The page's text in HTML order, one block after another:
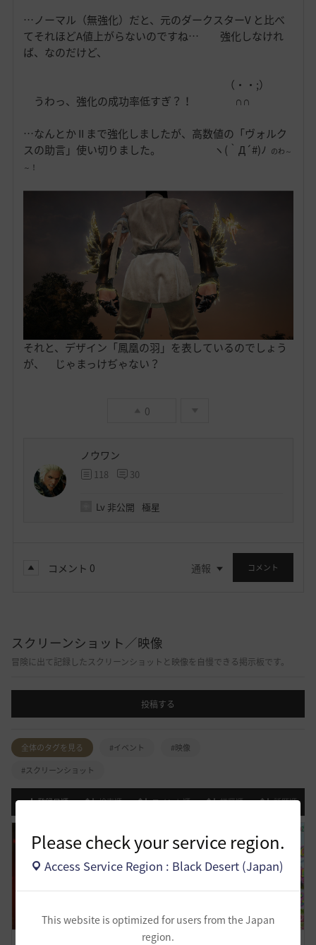
Please check your service region.
Access Service Region : Black Desert (Japan)
This website is optimized for users from the Japan
region.
…ノーマル（無強化）だと、元のダークスターV と比べ
てそれほどA値上がらないのですね… 強化しなけれ
ば、なのだけど、
（・・;）
うわっ、強化の成功率低すぎ？！ ∩∩
…なんとか II まで強化しましたが、高数値の「ヴォルク
スの助言」使い切りました。 ヽ(｀Д´#)ﾉ のわ～
～！
それと、デザイン「鳳凰の羽」を表しているのでしょう
が、 じゃまっけぢゃない？
0
ノウワン
118 30
Lv 非公開 極星
コメント 0 通報 コメント
スクリーンショット／映像
冒険に出て記録したスクリーンショットと映像を自慢できる掲示板です。
投稿する
全体のタグを見る #イベント
#映像
#スクリーンショット
登録日順 検索順 コメント順 推奨順 話題順